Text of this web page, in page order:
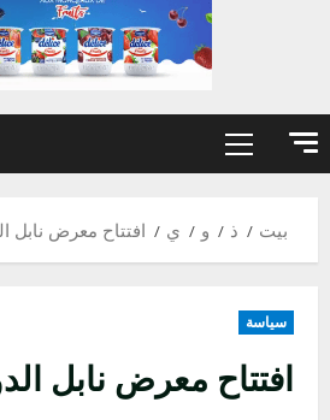
القائمة
بيت ذ و ي افتتاح معرض نابل
سياسة
افتتاح معرض نابل